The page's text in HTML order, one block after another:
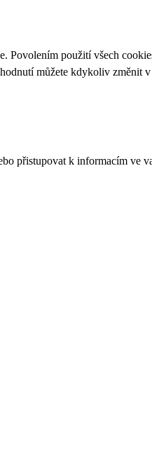
Povolením použití všech
můžete kdykoliv změnit v
přistupovat k informacím ve